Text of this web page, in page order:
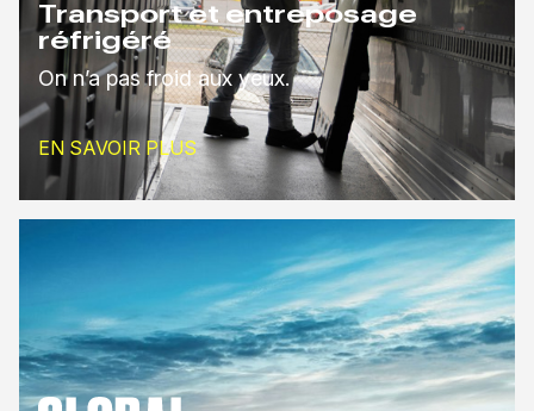
Transport et entreposage
réfrigéré
On n’a pas froid aux yeux.
EN SAVOIR PLUS